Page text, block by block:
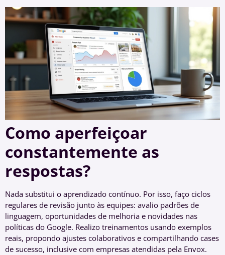
Como aperfeiçoar
constantemente as
respostas?
Nada substitui o aprendizado contínuo. Por isso, faço ciclos
regulares de revisão junto às equipes: avalio padrões de
linguagem, oportunidades de melhoria e novidades nas
políticas do Google. Realizo treinamentos usando exemplos
reais, propondo ajustes colaborativos e compartilhando cases
de sucesso, inclusive com empresas atendidas pela Envox.